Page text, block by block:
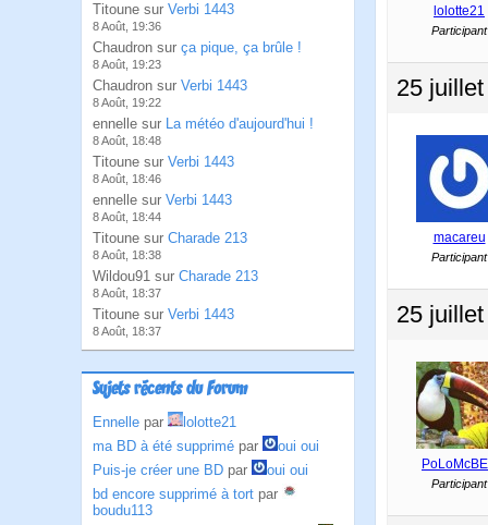
Titoune sur Verbi 1443
8 Août, 19:36
Chaudron sur ça pique, ça brûle !
8 Août, 19:23
Chaudron sur Verbi 1443
8 Août, 19:22
ennelle sur La météo d'aujourd'hui !
8 Août, 18:48
Titoune sur Verbi 1443
8 Août, 18:46
ennelle sur Verbi 1443
8 Août, 18:44
Titoune sur Charade 213
8 Août, 18:38
Wildou91 sur Charade 213
8 Août, 18:37
Titoune sur Verbi 1443
8 Août, 18:37
Sujets récents du Forum
Ennelle par
lolotte21
ma BD à été supprimé par
oui oui
Puis-je créer une BD par
oui oui
bd encore supprimé à tort par
boudu113
lolotte21
Participant
25
macareu
Participant
25
Participant